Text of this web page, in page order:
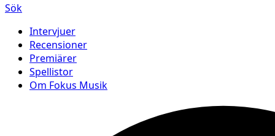
Sök
Intervjuer
Recensioner
Premiärer
Spellistor
Om Fokus Musik